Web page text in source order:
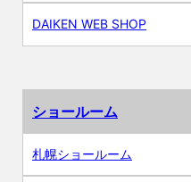
DAIKEN WEB SHOP
ショールーム
札幌ショールーム